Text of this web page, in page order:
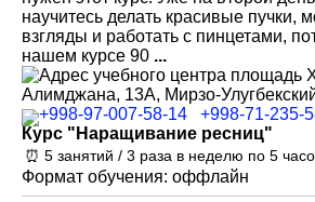
научитесь делать красивые пучки,
взгляды и работать с пинцетами,
нашем курсе 90 ...
площадь
Алимджана, 13А, Мирзо-
+998-97-007-58-14
+998-71-235-
Курс "Наращивание ресниц"
⏰ 5 занятий / 3 раза в неделю по 5
Формат обучения: оффлайн